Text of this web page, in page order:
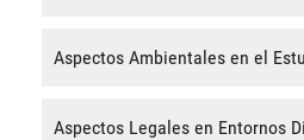
Aspectos Ambientales en el
Aspectos Legales en Entornos